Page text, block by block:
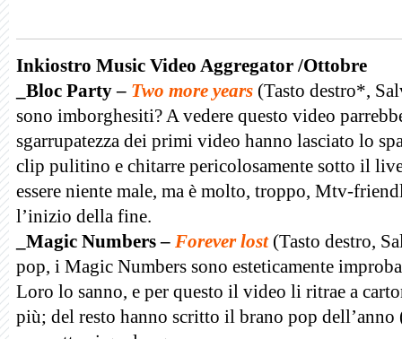
Inkiostro Music Video Aggregator /Ottobre
_Bloc Party – Two more years (Tasto destro*,
sono imborghesiti? A vedere questo video
sgarrupatezza dei primi video hanno lasciato lo
clip pulitino e chitarre pericolosamente sotto il
essere niente male, ma è molto, troppo, Mtv-
l’inizio della fine.
_Magic Numbers – Forever lost(Tasto destro,
pop, i Magic Numbers sono esteticamente
Loro lo sanno, e per questo il video li ritrae a
più; del resto hanno scritto il brano pop